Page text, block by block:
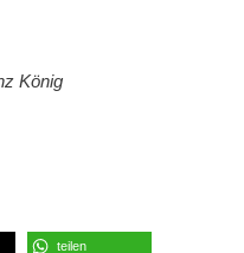
König
teilen